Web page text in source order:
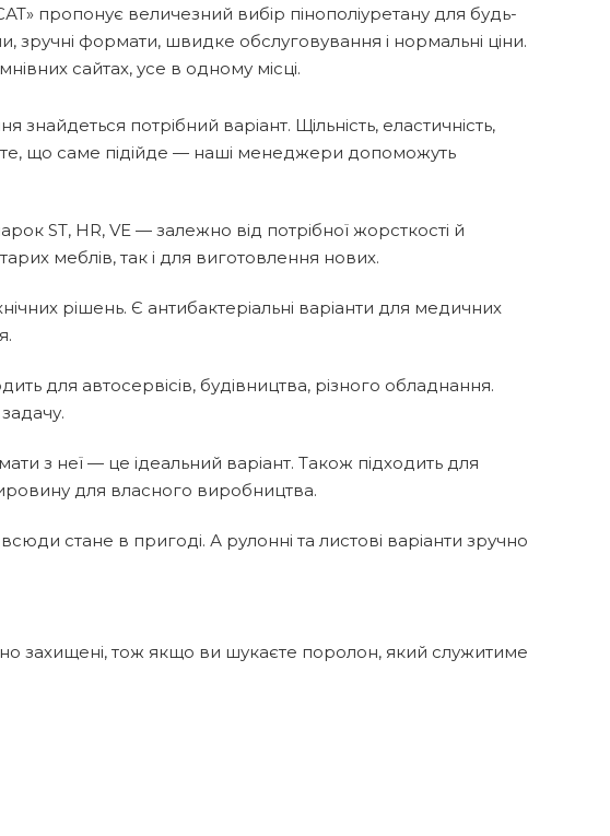
пропонує величезний вибір пінополіуретану для будь-
зручні формати, швидке обслуговування і нормальні ціни.
сайтах, усе в одному місці.
потрібний варіант. Щільність, еластичність,
що саме підійде — наші менеджери допоможуть
ST, HR, VE — залежно від потрібної жорсткості й
меблів, так і для виготовлення нових.
рішень. Є антибактеріальні варіанти для медичних
для автосервісів, будівництва, різного обладнання.
з неї — це ідеальний варіант. Також підходить для
для власного виробництва.
стане в пригоді. А рулонні та листові варіанти зручно
захищені, тож якщо ви шукаєте поролон, який служитиме